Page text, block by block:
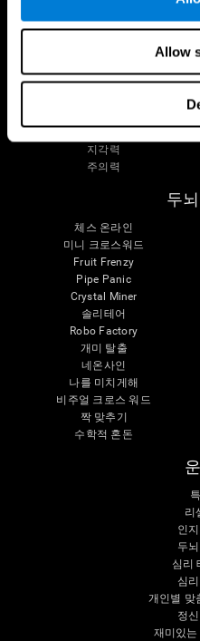
Allow
신경세포
기억 상실
지각력
주의력
두
체스 온라인
미니 크로스워드
Fruit Frenzy
Pipe Panic
Crystal Miner
솔리테어
Robo Factory
개미 탈출
네온사인
나를 미치게해
비주얼 크로스 워드
짝 맞추기
수학적 혼돈
리
인
두
심리
심
개인별 맞
정
재미있는